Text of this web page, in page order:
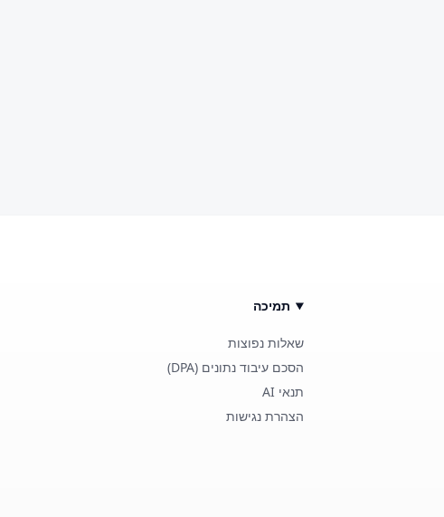
תמיכה
שאלות נפוצות
הסכם עיבוד נתונים (DPA)
תנאי AI
הצהרת נגישות